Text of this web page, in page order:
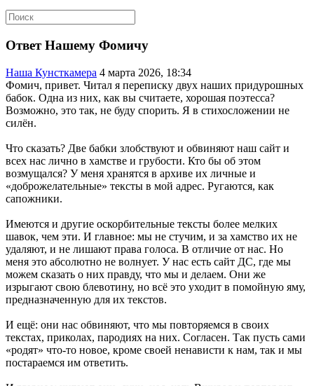
Ответ Нашему Фомичу
Наша Кунсткамера 4 марта 2026, 18:34
Фомич, привет. Читал я переписку двух наших придурошных
бабок. Одна из них, как вы считаете, хорошая поэтесса?
Возможно, это так, не буду спорить. Я в стихосложении не
силён.
Что сказать? Две бабки злобствуют и обвиняют наш сайт и
всех нас лично в хамстве и грубости. Кто бы об этом
возмущался? У меня хранятся в архиве их личные и
«доброжелательные» тексты в мой адрес. Ругаются, как
сапожники.
Имеются и другие оскорбительные тексты более мелких
шавок, чем эти. И главное: мы не стучим, и за хамство их не
удаляют, и не лишают права голоса. В отличие от нас. Но
меня это абсолютно не волнует. У нас есть сайт ДС, где мы
можем сказать о них правду, что мы и делаем. Они же
изрыгают свою блевотину, но всё это уходит в помойную яму,
предназначенную для их текстов.
И ещё: они нас обвиняют, что мы повторяемся в своих
текстах, приколах, пародиях на них. Согласен. Так пусть сами
«родят» что-то новое, кроме своей ненависти к нам, так и мы
постараемся им ответить.